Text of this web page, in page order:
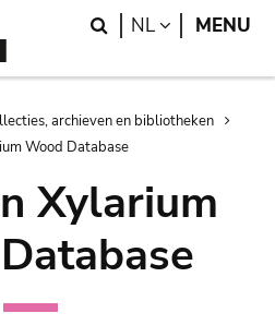
Search
NL LANGUAGE
MENU
archieven en bibliotheken
Wood Database
Xylarium